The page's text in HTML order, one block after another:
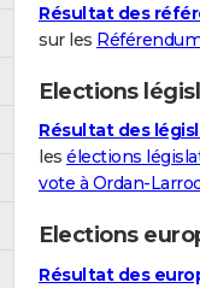
Résultat des
sur les
Elections
Résultat des
les élections
vote à Ordan-
Elections
Résultat des